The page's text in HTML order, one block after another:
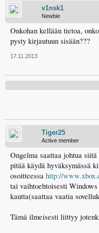
v1nsk1
Newbie
Onkohan kellään tietoa,
pysty kirjautuun sisään???
17.11.2013
Tiger25
Active member
Ongelma saattaa johtua
pitää käydä hyväksymässä
osoitteessa http://
tai vaihtoehtoisesti
kautta(saattaa vaatia
Tämä ilmeisesti liittyy